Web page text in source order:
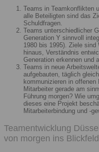
Teams in Teamkonflikten
alle Beteiligten sind das
Schuldfragen.
Teams unterschiedlicher
Generation Y sinnvoll
1980 bis 1995). Ziele sind
hinaus, Verständnis
Generation erkennen und
Teams in neue
aufgebauten, täglich
kommunizieren in
Mitarbeiter gerade am
Führung morgen? Wie
dieses eine Projekt
Mitarbeiterbindung und -
Teamentwicklung
von morgen ins Blickfeld